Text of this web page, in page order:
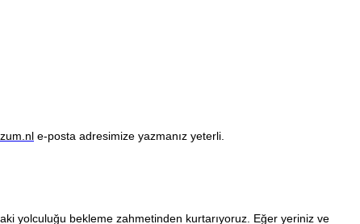
e-posta adresimize yazmanız yeterli.
yolculuğu bekleme zahmetinden kurtarıyoruz. Eğer yeriniz ve